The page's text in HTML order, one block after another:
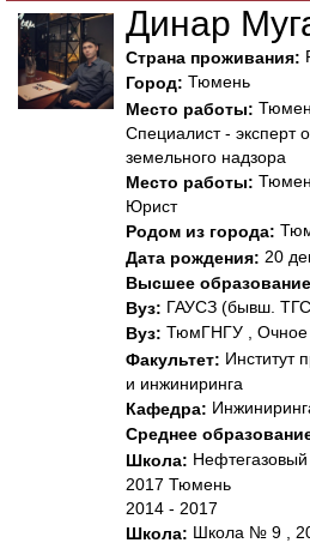
Динар
Страна проживания:
Город: Тюмень
Место работы:
Специалист - эксперт
земельного надзора
Место работы:
Юрист
Родом из города:
Дата рождения: 20
Высшее
Вуз: ГАУСЗ (бывш.
Вуз: ТюмГНГУ , Очное
Факультет: Институт
и инжиниринга
Кафедра:
Среднее
Школа:
2017 Тюмень
2014 - 2017
Школа: Школа № 9 ,